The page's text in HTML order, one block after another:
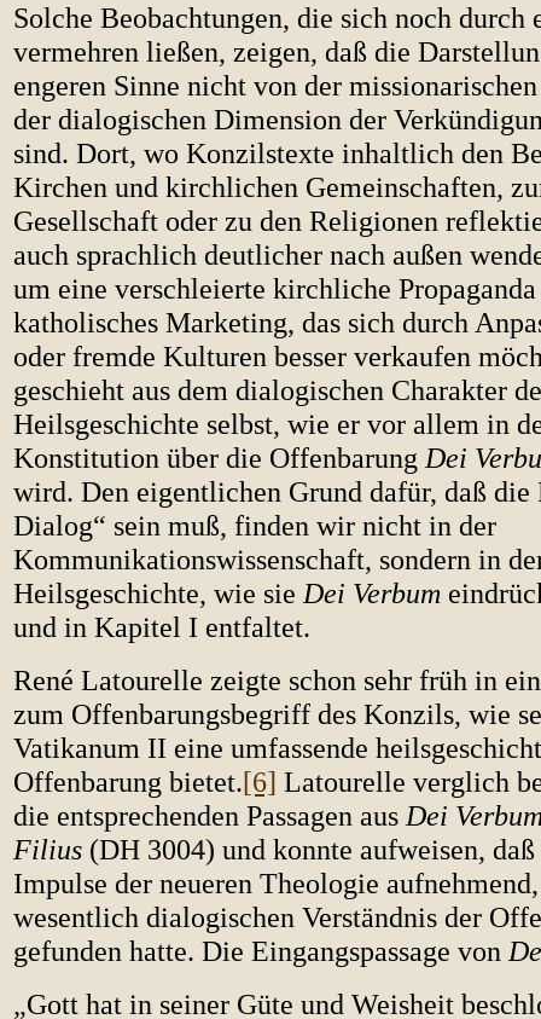
Solche Beobachtungen, die sich noch durch
vermehren ließen, zeigen, daß die
engeren Sinne nicht von der
der dialogischen Dimension der
sind. Dort, wo Konzilstexte inhaltlich den
Kirchen und kirchlichen Gemeinschaften,
Gesellschaft oder zu den Religionen
auch sprachlich deutlicher nach außen
um eine verschleierte kirchliche
katholisches Marketing, das sich durch
oder fremde Kulturen besser verkaufen
geschieht aus dem dialogischen Charakter
Heilsgeschichte selbst, wie er vor allem in
Konstitution über die Offenbarung Dei
wird. Den eigentlichen Grund dafür, daß
Dialog“ sein muß, finden wir nicht in der
Kommunikationswissenschaft, sondern in
Heilsgeschichte, wie sie Dei Verbum
und in Kapitel I entfaltet.
René Latourelle zeigte schon sehr früh in
zum Offenbarungsbegriff des Konzils, wie
Vatikanum II eine umfassende
Offenbarung bietet.[6] Latourelle verglich
die entsprechenden Passagen aus Dei
Filius (DH 3004) und konnte aufweisen, daß
Impulse der neueren Theologie
wesentlich dialogischen Verständnis der
gefunden hatte. Die Eingangspassage von
„Gott hat in seiner Güte und Weisheit